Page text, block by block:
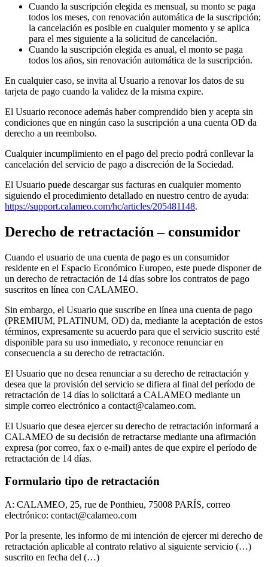
Cuando la suscripción elegida es mensual, su monto se paga
todos los meses, con renovación automática de la suscripción;
la cancelación es posible en cualquier momento y se aplica
para el mes siguiente a la solicitud de cancelación.
Cuando la suscripción elegida es anual, el monto se paga
todos los años, sin renovación automática de la suscripción.
En cualquier caso, se invita al Usuario a renovar los datos de su
tarjeta de pago cuando la validez de la misma expire.
El Usuario reconoce además haber comprendido bien y acepta sin
condiciones que en ningún caso la suscripción a una cuenta OD da
derecho a un reembolso.
Cualquier incumplimiento en el pago del precio podrá conllevar la
cancelación del servicio de pago a discreción de la Sociedad.
El Usuario puede descargar sus facturas en cualquier momento
siguiendo el procedimiento detallado en nuestro centro de ayuda:
https://support.calameo.com/hc/articles/205481148.
Derecho de retractación – consumidor
Cuando el usuario de una cuenta de pago es un consumidor
residente en el Espacio Económico Europeo, este puede disponer de
un derecho de retractación de 14 días sobre los contratos de pago
suscritos en línea con CALAMEO.
Sin embargo, el Usuario que suscribe en línea una cuenta de pago
(PREMIUM, PLATINUM, OD) da, mediante la aceptación de estos
términos, expresamente su acuerdo para que el servicio suscrito esté
disponible para su uso inmediato, y reconoce renunciar en
consecuencia a su derecho de retractación.
El Usuario que no desea renunciar a su derecho de retractación y
desea que la provisión del servicio se difiera al final del período de
retractación de 14 días lo solicitará a CALAMEO mediante un
simple correo electrónico a contact@calameo.com.
El Usuario que desea ejercer su derecho de retractación informará a
CALAMEO de su decisión de retractarse mediante una afirmación
expresa (por correo, fax o e-mail) antes de que expire el período de
retractación de 14 días.
Formulario tipo de retractación
A: CALAMEO, 25, rue de Ponthieu, 75008 PARÍS, correo
electrónico: contact@calameo.com
Por la presente, les informo de mi intención de ejercer mi derecho de
retractación aplicable al contrato relativo al siguiente servicio (…)
suscrito en fecha del (…)